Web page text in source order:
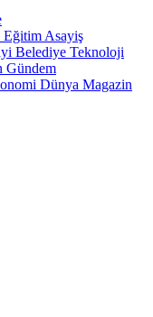
Eğitim Asayiş
Belediye Teknoloji
Gündem
Dünya Magazin